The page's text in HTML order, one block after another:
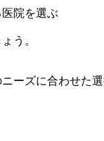
院を選ぶ
う。
ーズに合わせた選